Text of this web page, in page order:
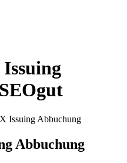
Issuing Abbuchung
Abbuchung